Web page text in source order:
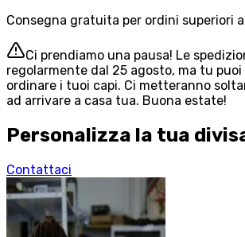
Consegna gratuita per ordini superiori
Ci prendiamo una pausa! Le
regolarmente dal 25 agosto, ma tu
ordinare i tuoi capi. Ci metteranno
ad arrivare a casa tua. Buona estate!
Personalizza la tua
Contattaci